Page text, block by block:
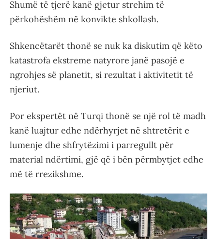
Shumë të tjerë kanë gjetur strehim të
përkohëshëm në konvikte shkollash.
Shkencëtarët thonë se nuk ka diskutim që këto
katastrofa ekstreme natyrore janë pasojë e
ngrohjes së planetit, si rezultat i aktivitetit të
njeriut.
Por ekspertët në Turqi thonë se një rol të madh
kanë luajtur edhe ndërhyrjet në shtretërit e
lumenje dhe shfrytëzimi i parregullt për
material ndërtimi, gjë që i bën përmbytjet edhe
më të rrezikshme.